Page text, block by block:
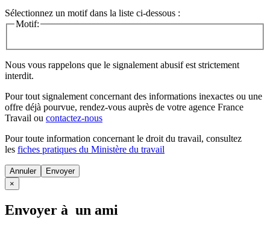
Sélectionnez un motif dans la liste ci-dessous :
Motif:
Nous vous rappelons que le signalement abusif est strictement
interdit.
Pour tout signalement concernant des informations inexactes ou une
offre déjà pourvue, rendez-vous auprès de votre agence France
Travail ou contactez-nous
Pour toute information concernant le droit du travail, consultez
les fiches pratiques du Ministère du travail
Annuler
×
Envoyer à un ami